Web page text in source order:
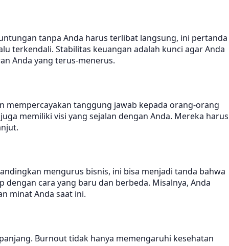
tanpa Anda harus terlibat langsung, ini pertanda
terkendali. Stabilitas keuangan adalah kunci agar Anda
Anda yang terus-menerus.
mempercayakan tanggung jawab kepada orang-orang
memiliki visi yang sejalan dengan Anda. Mereka harus
mengurus bisnis, ini bisa menjadi tanda bahwa
cara yang baru dan berbeda. Misalnya, Anda
minat Anda saat ini.
Burnout tidak hanya memengaruhi kesehatan